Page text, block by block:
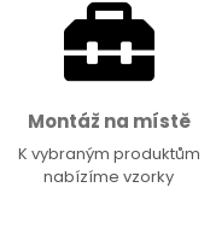
Montáž na místě
K vybraným produktům
nabízíme vzorky